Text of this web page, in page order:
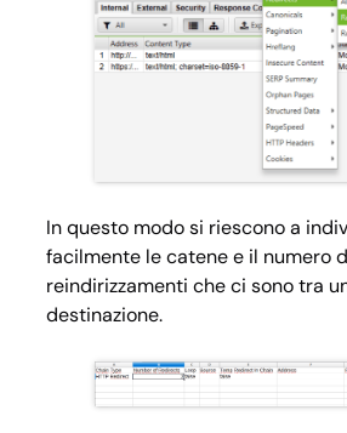
In questo modo si riescono a
facilmente le catene e il numero
reindirizzamenti che ci sono tra
destinazione.